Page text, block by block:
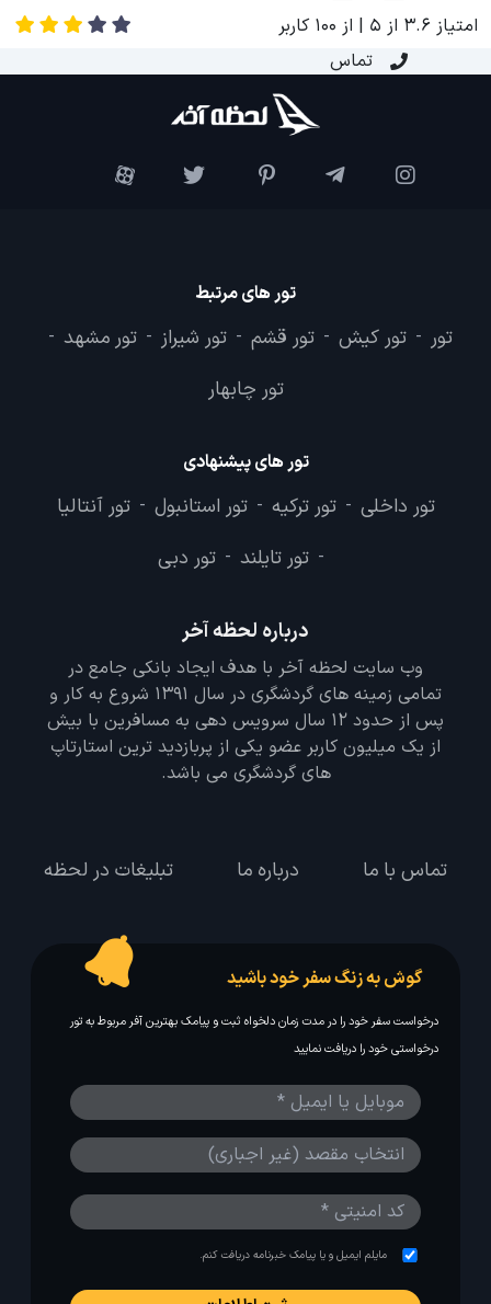
امتیاز 3.6 از 5 | از 100 کاربر
تماس
تور های مرتبط
تور - تور کیش - تور قشم - تور شیراز - تور مشهد -
تور چابهار
تور های پیشنهادی
تور داخلی - تور ترکیه - تور استانبول - تور آنتالیا
- تور تایلند - تور دبی
درباره لحظه آخر
وب سایت لحظه آخر با هدف ایجاد بانکی جامع در
تمامی زمینه های گردشگری در سال 1391 شروع به کار و
پس از حدود 12 سال سرویس دهی به مسافرین با بیش
از یک میلیون کاربر عضو یکی از پربازدید ترین استارتاپ
های گردشگری می باشد.
تماس با ما درباره ما تبلیغات در لحظه
گوش به زنگ سفر خود باشید
درخواست سفر خود را در مدت زمان دلخواه ثبت و پیامک بهترین آفر مربوط به تور
درخواستی خود را دریافت نمایید
مایلم ایمیل و یا پیامک خبرنامه دریافت کنم.